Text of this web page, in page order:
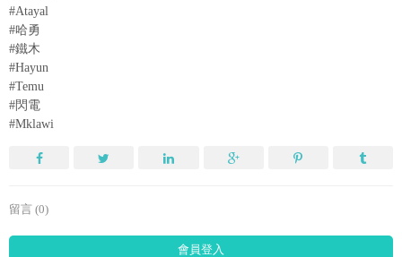
#Atayal
#哈勇
#鐵木
#Hayun
#Temu
#閃電
#Mklawi
留言 (0)
會員登入